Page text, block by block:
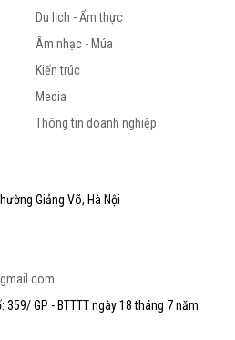
Du lịch - Ẩm thực
Âm nhạc - Múa
Kiến trúc
Media
Thông tin doanh nghiệp
Giảng Võ, Hà Nội
GP - BTTTT ngày 18 tháng 7 năm